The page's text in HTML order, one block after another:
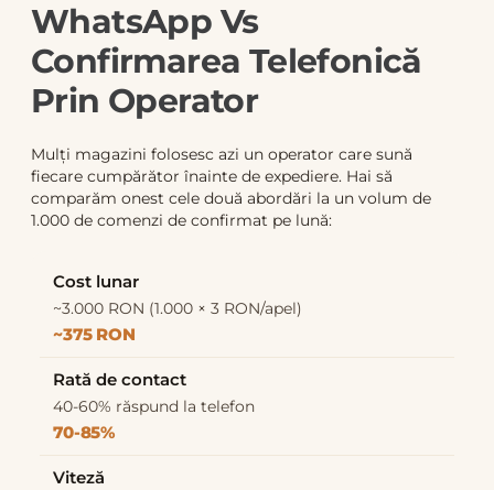
WhatsApp Vs
Confirmarea Telefonică
Prin Operator
Mulți magazini folosesc azi un operator care sună
fiecare cumpărător înainte de expediere. Hai să
comparăm onest cele două abordări la un volum de
1.000 de comenzi de confirmat pe lună:
Cost lunar
~3.000 RON (1.000 × 3 RON/apel)
~375 RON
Rată de contact
40-60% răspund la telefon
70-85%
Viteză